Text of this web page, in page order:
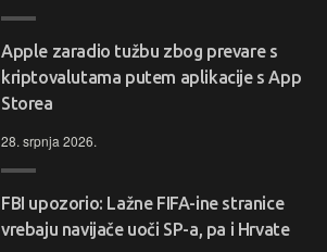
Apple zaradio tužbu zbog prevare s
kriptovalutama putem aplikacije s App
Storea
28. srpnja 2026.
FBI upozorio: Lažne FIFA-ine stranice
vrebaju navijače uoči SP-a, pa i Hrvate